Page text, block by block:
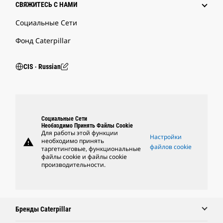
СВЯЖИТЕСЬ С НАМИ
Социальные Сети
Фонд Caterpillar
CIS ‧ Russian
warning
Социальные Сети
Необходимо Принять Файлы Cookie
Для работы этой функции
необходимо принять
таргетинговые, функциональные
файлы cookie и файлы cookie
производительности.
Настройки
файлов cookie
Бренды Caterpillar